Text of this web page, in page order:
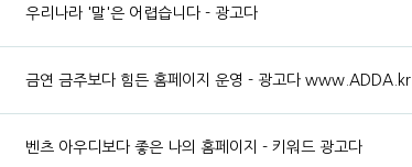
우리나라 '말'은 어렵습니다 - 광고다
금연 금주보다 힘든 홈페이지 운영 - 광고다 www.ADDA.kr
벤츠 아우디보다 좋은 나의 홈페이지 - 키워드 광고다